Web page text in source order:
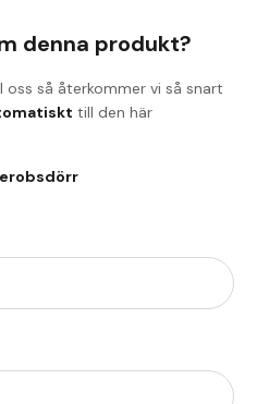
denna produkt?
så återkommer vi så snart
till den här